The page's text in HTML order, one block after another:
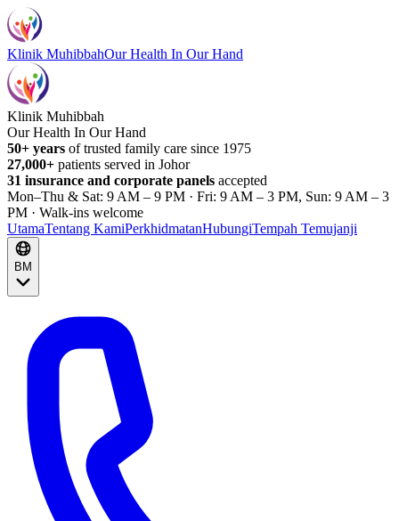
Klinik MuhibbahOur Health In Our Hand
Klinik Muhibbah
Our Health In Our Hand
50+ years of trusted family care since 1975
27,000+ patients served in Johor
31 insurance and corporate panels accepted
Mon–Thu & Sat: 9 AM – 9 PM · Fri: 9 AM – 3 PM, Sun: 9 AM – 3
PM · Walk-ins welcome
UtamaTentang KamiPerkhidmatanHubungiTempah Temujanji
BM